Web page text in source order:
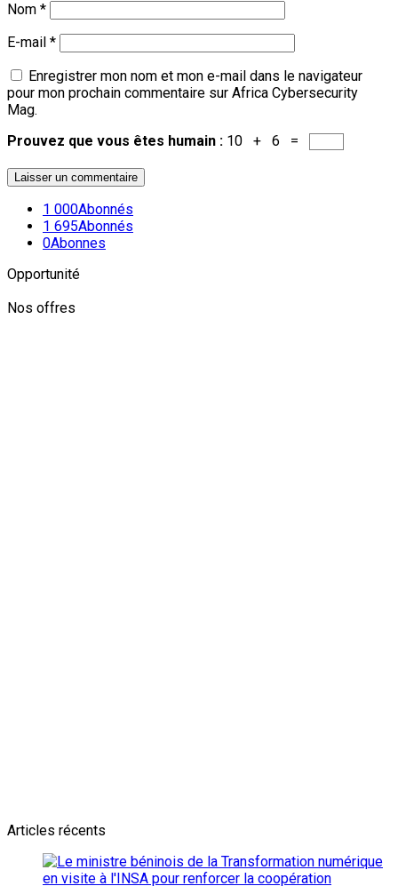
Nom *
E-mail *
Enregistrer mon nom et mon e-mail dans le navigateur
pour mon prochain commentaire sur Africa Cybersecurity
Mag.
Prouvez que vous êtes humain : 10 + 6 =
1 000Abonnés
1 695Abonnés
0Abonnes
Opportunité
Nos offres
Articles récents